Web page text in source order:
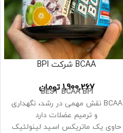
BCAA شرکت BPI
1,900,267 تومان
BEST BCAA BPI
BCAA نقش مهمی در رشد، نگهداری
و ترمیم عضلات دارد
حاوی یک ماتریکس اسید لینولئیک